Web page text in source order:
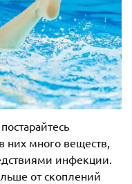
них много веществ,
инфекции.
от скоплений